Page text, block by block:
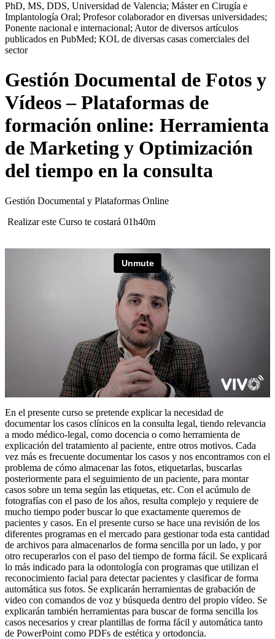
PhD, MS, DDS, Universidad de Valencia; Máster en Cirugía e
Implantología Oral; Profesor colaborador en diversas universidades;
Ponente nacional e internacional; Autor de diversos artículos
publicados en PubMed; KOL de diversas casas comerciales del
sector
Gestión Documental de Fotos y
Vídeos – Plataformas de
formación online: Herramienta
de Marketing y Optimización
del tiempo en la consulta
Gestión Documental y Plataformas Online
Realizar este Curso te costará 01h40m
En el presente curso se pretende explicar la necesidad de
documentar los casos clínicos en la consulta legal, tiendo relevancia
a modo médico-legal, como docencia o como herramienta de
explicación del tratamiento al paciente, entre otros motivos. Cada
vez más es frecuente documentar los casos y nos encontramos con el
problema de cómo almacenar las fotos, etiquetarlas, buscarlas
posteriormente para el seguimiento de un paciente, para montar
casos sobre un tema según las etiquetas, etc. Con el acúmulo de
fotografías con el paso de los años, resulta complejo y requiere de
mucho tiempo poder buscar lo que exactamente queremos de
pacientes y casos. En el presente curso se hace una revisión de los
diferentes programas en el mercado para gestionar toda esta cantidad
de archivos para almacenarlos de forma sencilla por un lado, y por
otro recuperarlos con el paso del tiempo de forma fácil. Se explicará
lo más indicado para la odontología con programas que utilizan el
reconocimiento facial para detectar pacientes y clasificar de forma
automática sus fotos. Se explicarán herramientas de grabación de
video con comandos de voz y búsqueda dentro del propio vídeo. Se
explicarán también herramientas para buscar de forma sencilla los
casos necesarios y crear plantillas de forma fácil y automática tanto
de PowerPoint como PDFs de estética y ortodoncia.